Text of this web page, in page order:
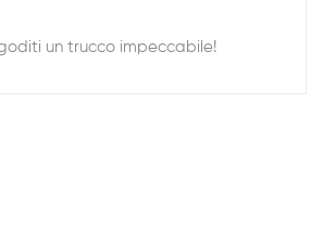
un trucco impeccabile!